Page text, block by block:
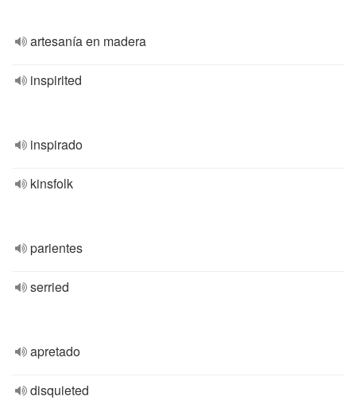
artesanía en madera
inspirited
inspirado
kinsfolk
parientes
serried
apretado
disquieted